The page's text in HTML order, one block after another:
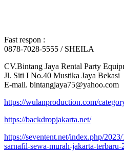
Fast respon :
0878-7028-5555 / SHEILA
CV.Bintang Jaya Rental Party
Jl. Siti I No.40 Mustika Jaya Bekasi
E-mail. bintangjaya75@yahoo.com
https://wulanproduction.com/
https://backdropjakarta.net/
https://seventent.net/index.php/
sarnafil-sewa-murah-jakarta-terbaru-